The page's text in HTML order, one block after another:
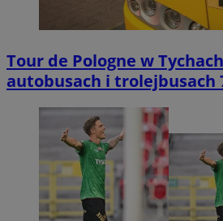
Tour de Pologne w
autobusach i trolejbusach